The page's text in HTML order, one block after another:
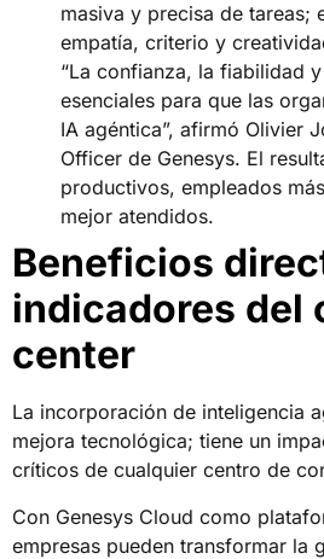
masiva y precisa de tareas;
empatía, criterio y
“La confianza, la fiabilidad
esenciales para que las
IA agéntica”, afirmó Olivier
Officer de Genesys. El
productivos, empleados
mejor atendidos.
Beneficios
indicadores del
center
La incorporación de inteligencia
mejora tecnológica; tiene un
críticos de cualquier centro de
Con Genesys Cloud como
empresas pueden transformar la